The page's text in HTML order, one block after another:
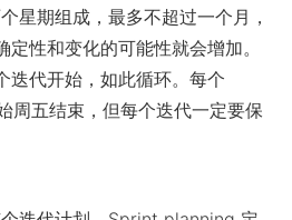
星期组成，最多不超过一个月，
性和变化的可能性就会增加。
迭代开始，如此循环。每个
周五结束，但每个迭代一定要保